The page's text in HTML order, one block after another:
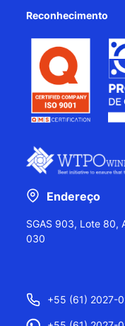
Reconhecimento
Endereço
SGAS 903, Lote 80,
030
+55 (61) 2027-